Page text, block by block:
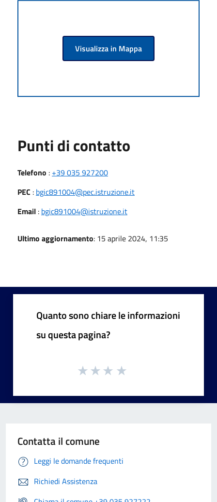
Visualizza in Mappa
Punti di contatto
Telefono : +39 035 927200
PEC : bgic891004@pec.istruzione.it
Email : bgic891004@istruzione.it
Ultimo aggiornamento: 15 aprile 2024, 11:35
Quanto sono chiare le informazioni
su questa pagina?
Contatta il comune
Leggi le domande frequenti
Richiedi Assistenza